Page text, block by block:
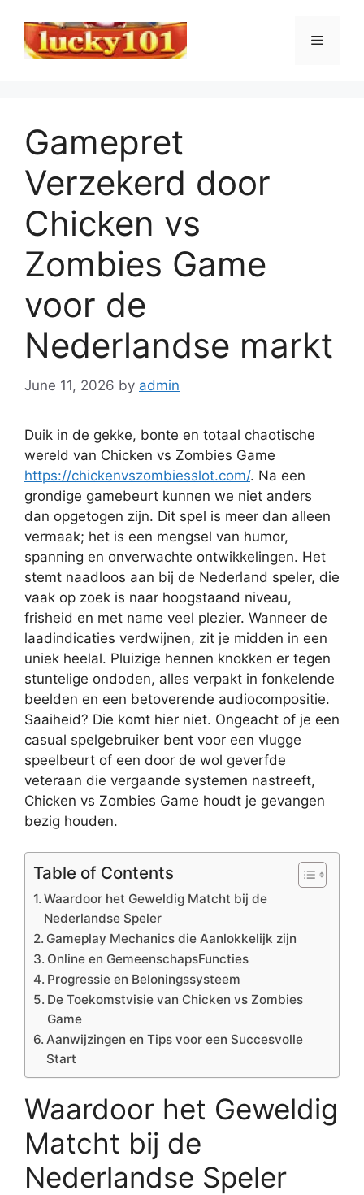
content
Menu
Gamepret
Verzekerd door
Chicken vs
Zombies Game
voor de
Nederlandse markt
June 11, 2026 by admin
Duik in de gekke, bonte en totaal chaotische
wereld van Chicken vs Zombies Game
https://chickenvszombiesslot.com/. Na een
grondige gamebeurt kunnen we niet anders
dan opgetogen zijn. Dit spel is meer dan alleen
vermaak; het is een mengsel van humor,
spanning en onverwachte ontwikkelingen. Het
stemt naadloos aan bij de Nederland speler, die
vaak op zoek is naar hoogstaand niveau,
frisheid en met name veel plezier. Wanneer de
laadindicaties verdwijnen, zit je midden in een
uniek heelal. Pluizige hennen knokken er tegen
stuntelige ondoden, alles verpakt in fonkelende
beelden en een betoverende audiocompositie.
Saaiheid? Die komt hier niet. Ongeacht of je een
casual spelgebruiker bent voor een vlugge
speelbeurt of een door de wol geverfde
veteraan die vergaande systemen nastreeft,
Chicken vs Zombies Game houdt je gevangen
bezig houden.
Table of Contents
Waardoor het Geweldig Matcht bij de
Nederlandse Speler
Gameplay Mechanics die Aanlokkelijk zijn
Online en GemeenschapsFuncties
Progressie en Beloningssysteem
De Toekomstvisie van Chicken vs Zombies
Game
Aanwijzingen en Tips voor een Succesvolle
Start
Waardoor het Geweldig
Matcht bij de
Nederlandse Speler